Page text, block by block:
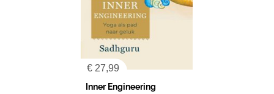
€ 27,99
Inner Engineering